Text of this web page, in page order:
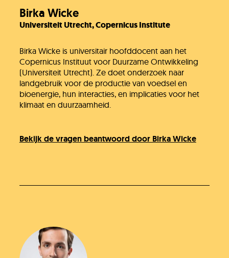
Birka Wicke
Universiteit Utrecht, Copernicus Institute
Birka Wicke is universitair hoofddocent aan het
Copernicus Instituut voor Duurzame Ontwikkeling
(Universiteit Utrecht). Ze doet onderzoek naar
landgebruik voor de productie van voedsel en
bioenergie, hun interacties, en implicaties voor het
klimaat en duurzaamheid.
Bekijk de vragen beantwoord door Birka Wicke